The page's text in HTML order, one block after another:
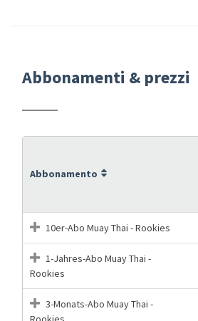
Abbonamenti & prezzi
Abbonamento
10er-Abo Muay Thai - Rookies
1-Jahres-Abo Muay Thai -
Rookies
3-Monats-Abo Muay Thai -